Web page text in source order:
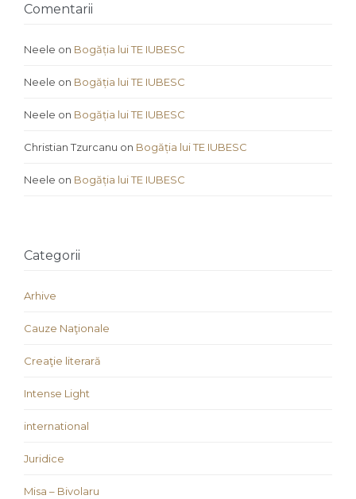
Comentarii
Neele on Bogăția lui TE IUBESC
Neele on Bogăția lui TE IUBESC
Neele on Bogăția lui TE IUBESC
Christian Tzurcanu on Bogăția lui TE IUBESC
Neele on Bogăția lui TE IUBESC
Categorii
Arhive
Cauze Naţionale
Creaţie literară
Intense Light
international
Juridice
Misa – Bivolaru